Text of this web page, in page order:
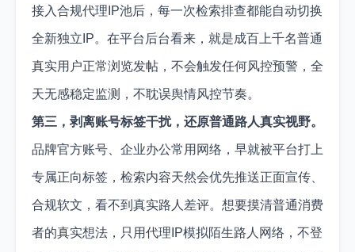
接入合规代理IP池后，每一次检索排查都能自动切换
全新独立IP。在平台后台看来，就是成百上千名普通
真实用户正常浏览发帖，不会触发任何风控预警，全
天无感稳定监测，不耽误舆情风控节奏。
第三，剥离账号标签干扰，还原普通路人真实视野。
品牌官方账号、企业办公常用网络，早就被平台打上
专属正向标签，检索内容天然会优先推送正面宣传、
合规软文，看不到真实路人差评。想要摸清普通消费
者的真实想法，只用代理IP模拟陌生路人网络，不登